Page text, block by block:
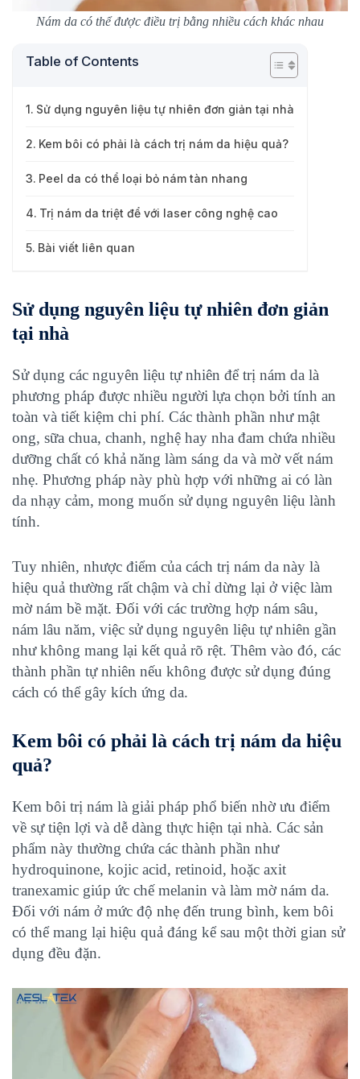
Nám da có thể được điều trị bằng nhiều cách khác nhau
Table of Contents
Sử dụng nguyên liệu tự nhiên đơn giản tại nhà
Kem bôi có phải là cách trị nám da hiệu quả?
Peel da có thể loại bỏ nám tàn nhang
Trị nám da triệt để với laser công nghệ cao
Bài viết liên quan
Sử dụng nguyên liệu tự nhiên đơn giản
tại nhà
Sử dụng các nguyên liệu tự nhiên để trị nám da là
phương pháp được nhiều người lựa chọn bởi tính an
toàn và tiết kiệm chi phí. Các thành phần như mật
ong, sữa chua, chanh, nghệ hay nha đam chứa nhiều
dưỡng chất có khả năng làm sáng da và mờ vết nám
nhẹ. Phương pháp này phù hợp với những ai có làn
da nhạy cảm, mong muốn sử dụng nguyên liệu lành
tính.
Tuy nhiên, nhược điểm của cách trị nám da này là
hiệu quả thường rất chậm và chỉ dừng lại ở việc làm
mờ nám bề mặt. Đối với các trường hợp nám sâu,
nám lâu năm, việc sử dụng nguyên liệu tự nhiên gần
như không mang lại kết quả rõ rệt. Thêm vào đó, các
thành phần tự nhiên nếu không được sử dụng đúng
cách có thể gây kích ứng da.
Kem bôi có phải là cách trị nám da hiệu
quả?
Kem bôi trị nám là giải pháp phổ biến nhờ ưu điểm
về sự tiện lợi và dễ dàng thực hiện tại nhà. Các sản
phẩm này thường chứa các thành phần như
hydroquinone, kojic acid, retinoid, hoặc axit
tranexamic giúp ức chế melanin và làm mờ nám da.
Đối với nám ở mức độ nhẹ đến trung bình, kem bôi
có thể mang lại hiệu quả đáng kể sau một thời gian sử
dụng đều đặn.